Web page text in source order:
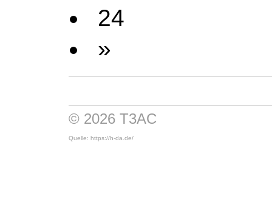
24
»
© 2026 T3AC
Quelle: https://h-da.de/